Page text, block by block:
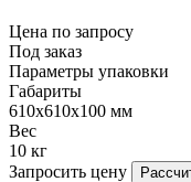
Цена по запросу
Под заказ
Параметры упаковки
Габариты
610х610х100 мм
Вес
10 кг
Запросить цену